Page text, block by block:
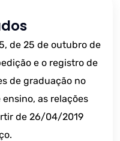
de 25 de outubro de
e o registro de
de graduação no
as relações
de 26/04/2019